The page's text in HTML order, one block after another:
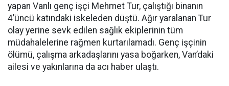
yapan Vanlı genç işçi Mehmet Tur, çalıştığı binanın
4’üncü katındaki iskeleden düştü. Ağır yaralanan Tur
olay yerine sevk edilen sağlık ekiplerinin tüm
müdahalelerine rağmen kurtarılamadı. Genç işçinin
ölümü, çalışma arkadaşlarını yasa boğarken, Van’daki
ailesi ve yakınlarına da acı haber ulaştı.